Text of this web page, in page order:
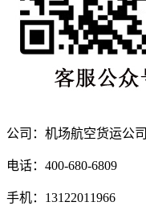
公司：机场航空货运公司
电话：400-680-6809
手机：13122011966